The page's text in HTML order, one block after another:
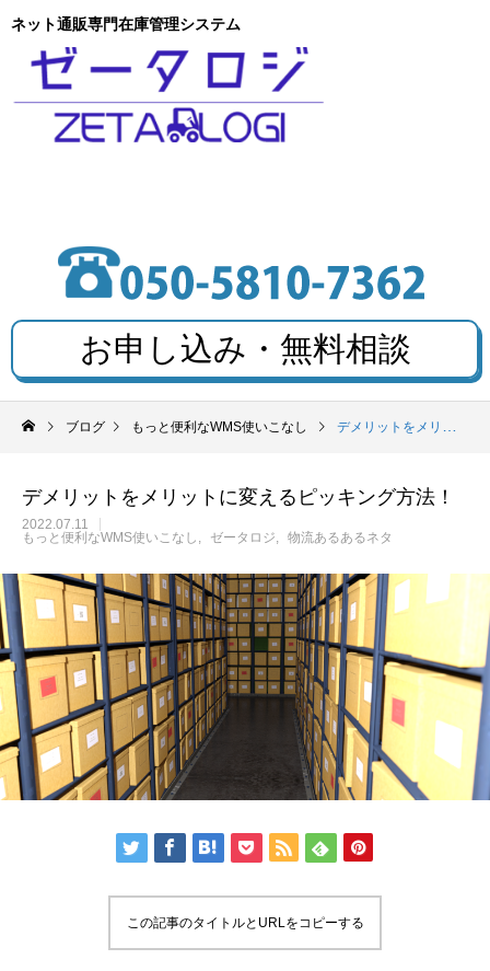
ネット通販専門在庫管理システム
お申し込み・無料相談
ブログ もっと便利なWMS使いこなし デメリットをメリットに変えるピッキング方法！
デメリットをメリットに変えるピッキング方法！
2022.07.11
もっと便利なWMS使いこなし
ゼータロジ 物流あるあるネタ
この記事のタイトルとURLをコピーする